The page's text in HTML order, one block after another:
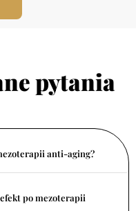
pytania
anti-aging?
po mezoterapii